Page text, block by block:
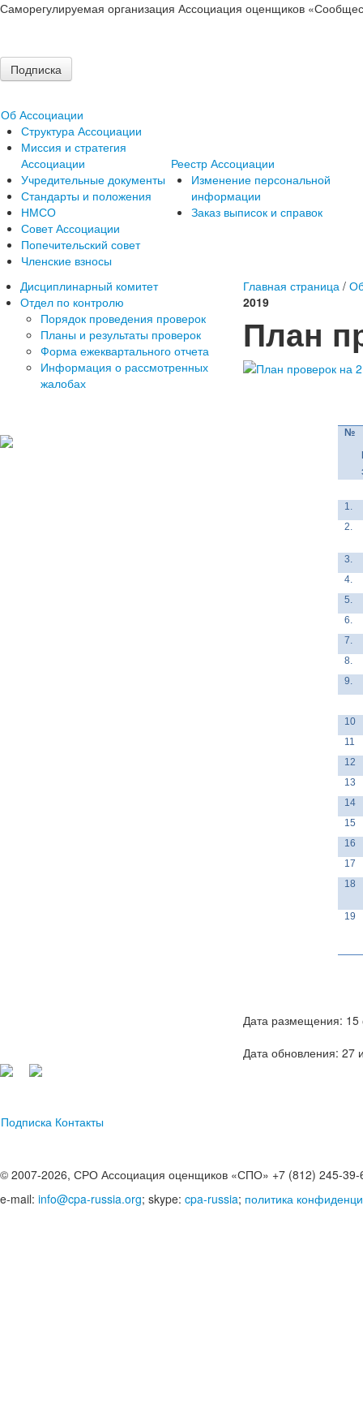
Саморегулируемая организация Ассоциация оценщиков
Подписка
Об Ассоциации
Структура Ассоциации
Миссия и стратегия
Ассоциации
Учредительные документы
Стандарты и положения
НМСО
Совет Ассоциации
Попечительский совет
Членские взносы
Реестр Ассоциации
Изменение персональной
информации
Заказ выписок и справок
Дисциплинарный комитет
Отдел по контролю
Порядок проведения проверок
Планы и результаты проверок
Форма ежеквартального отчета
Информация о рассмотренных
жалобах
Главная страница /
2019
План
№
1.
2.
3.
4.
5.
6.
7.
8.
9.
10
11
12
13
14
15
16
17
18
19
Дата размещения: 15
Дата обновления: 27
Подписка Контакты
© 2007-2026, СРО Ассоциация оценщиков «СПО» +7 (812) 245-39-
e-mail: info@cpa-russia.org; skype: cpa-russia; политика